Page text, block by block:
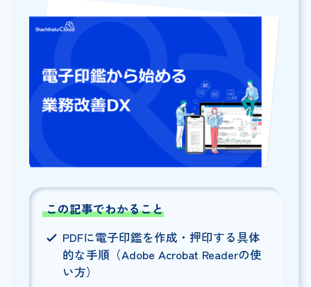
この記事でわかること
PDFに電子印鑑を作成・押印する具体
的な手順（Adobe Acrobat Readerの使
い方）